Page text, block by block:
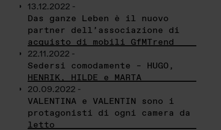
13.12.2022 -
Das ganze Leben è il nuovo
partner dell’associazione di
acquisto di mobili GfMTrend
22.11.2022 -
Sedersi comodamente – HUGO,
HENRIK, HILDE e MARTA
20.09.2022 -
VALENTINA e VALENTIN sono i
protagonisti di ogni camera da
letto